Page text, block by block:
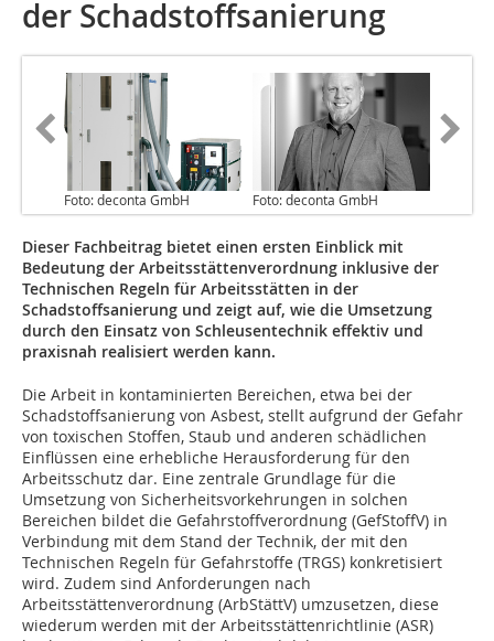
der Schadstoffsanierung
Foto: deconta GmbH Foto: deconta GmbH
Dieser Fachbeitrag bietet einen ersten Einblick mit
Bedeutung der Arbeitsstätten­verordnung inklusive der
Technischen Regeln für Arbeitsstätten in der
Schadstoffsanierung und zeigt auf, wie die Umsetzung
durch den Einsatz von Schleusentechnik effektiv und
praxisnah realisiert werden kann.
Die Arbeit in kontaminierten Bereichen, etwa bei der
Schadstoffsanierung von Asbest, stellt aufgrund der Gefahr
von toxischen Stoffen, Staub und anderen schädlichen
Einflüssen eine erhebliche Herausforderung für den
Arbeitsschutz dar. Eine zentrale Grundlage für die
Umsetzung von Sicherheitsvorkehrungen in solchen
Bereichen bildet die Gefahrstoffverordnung (GefStoffV) in
Verbindung mit dem Stand der Technik, der mit den
Technischen Regeln für Gefahrstoffe (TRGS) konkretisiert
wird. Zudem sind Anforderungen nach
Arbeitsstättenverordnung (ArbStättV) umzusetzen, diese
wiederum werden mit der Arbeitsstättenrichtlinie (ASR)